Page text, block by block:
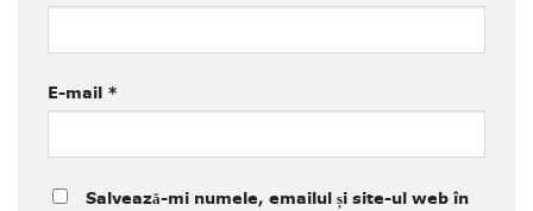
E-mail *
Salvează-mi numele, emailul și site-ul web în